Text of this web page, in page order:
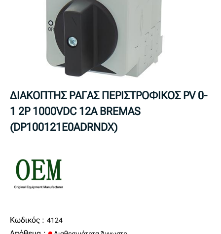
ΔΙΑΚΟΠΤΗΣ ΡΑΓΑΣ ΠΕΡΙΣΤΡΟΦΙΚΟΣ PV 0-
1 2P 1000VDC 12A BREMAS
(DP100121E0ADRNDX)
Κωδικός : 4124